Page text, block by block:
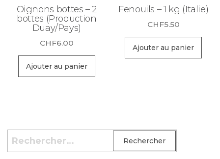
Oignons bottes – 2
bottes (Production
Duay/Pays)
CHF6.00
Ajouter au panier
Fenouils – 1 kg (Italie)
CHF5.50
Ajouter au panier
Rechercher :